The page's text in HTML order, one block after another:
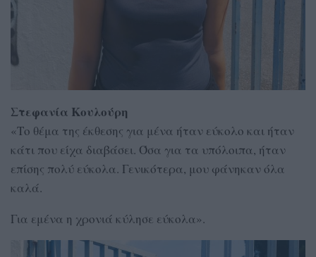
Στεφανία Κουλούρη
«Το θέμα της έκθεσης για μένα ήταν εύκολο και ήταν
κάτι που είχα διαβάσει. Όσα για τα υπόλοιπα, ήταν
επίσης πολύ εύκολα. Γενικότερα, μου φάνηκαν όλα
καλά.
Για εμένα η χρονιά κύλησε εύκολα».